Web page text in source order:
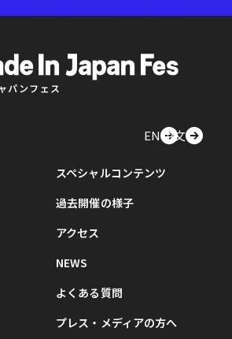
パンフェス
EN中文
スペシャルコンテンツ
過去開催の様子
アクセス
NEWS
よくある質問
プレス・メディアの方へ